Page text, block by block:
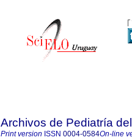
Archivos de Pediatría
Print version ISSN 0004-0584On-line